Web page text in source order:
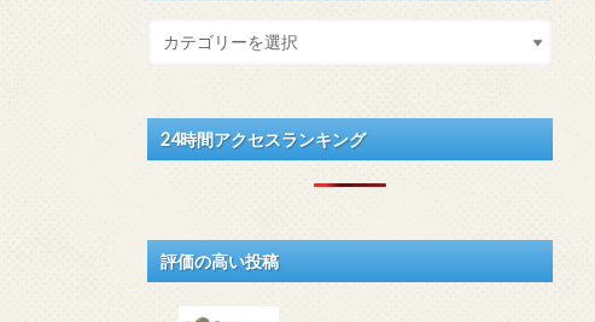
24時間アクセスランキング
評価の高い投稿